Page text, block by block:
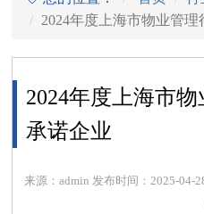
2024年度上海市物业管
2024年度上海市
承诺企业
来源：admin 发布时间：2025-04-